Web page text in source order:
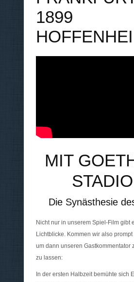
1899
MIT
Die Synästhesie
Nicht nur in unserem Spiel-Film gibt
Lichtblicke. Kommen wir also
um dann unseren Gastkommentator
zu lassen:
In der ersten Halbzeit bemühte sich